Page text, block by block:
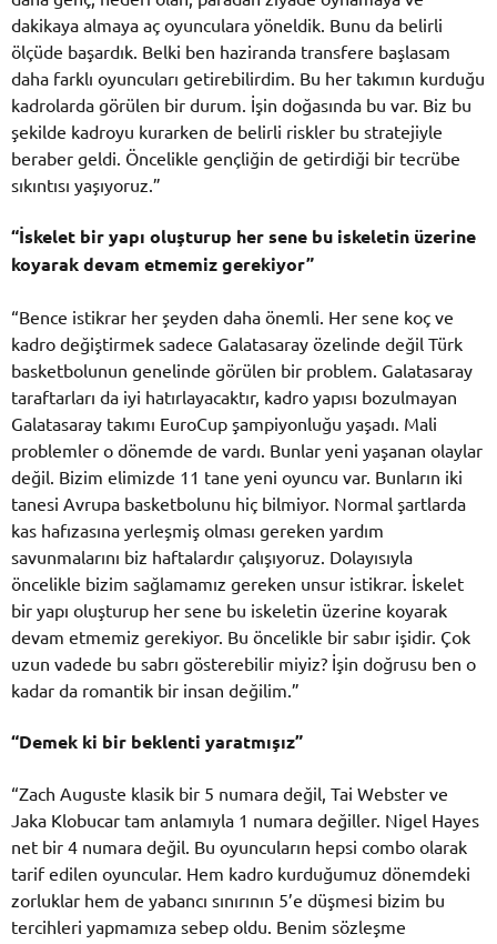
dakikaya almaya aç oyunculara yöneldik. Bunu da belirli
ölçüde başardık. Belki ben haziranda transfere başlasam
daha farklı oyuncuları getirebilirdim. Bu her takımın kurduğu
kadrolarda görülen bir durum. İşin doğasında bu var. Biz bu
şekilde kadroyu kurarken de belirli riskler bu stratejiyle
beraber geldi. Öncelikle gençliğin de getirdiği bir tecrübe
sıkıntısı yaşıyoruz.”
“İskelet bir yapı oluşturup her sene bu iskeletin üzerine
koyarak devam etmemiz gerekiyor”
“Bence istikrar her şeyden daha önemli. Her sene koç ve
kadro değiştirmek sadece Galatasaray özelinde değil Türk
basketbolunun genelinde görülen bir problem. Galatasaray
taraftarları da iyi hatırlayacaktır, kadro yapısı bozulmayan
Galatasaray takımı EuroCup şampiyonluğu yaşadı. Mali
problemler o dönemde de vardı. Bunlar yeni yaşanan olaylar
değil. Bizim elimizde 11 tane yeni oyuncu var. Bunların iki
tanesi Avrupa basketbolunu hiç bilmiyor. Normal şartlarda
kas hafızasına yerleşmiş olması gereken yardım
savunmalarını biz haftalardır çalışıyoruz. Dolayısıyla
öncelikle bizim sağlamamız gereken unsur istikrar. İskelet
bir yapı oluşturup her sene bu iskeletin üzerine koyarak
devam etmemiz gerekiyor. Bu öncelikle bir sabır işidir. Çok
uzun vadede bu sabrı gösterebilir miyiz? İşin doğrusu ben o
kadar da romantik bir insan değilim.”
“Demek ki bir beklenti yaratmışız”
“Zach Auguste klasik bir 5 numara değil, Tai Webster ve
Jaka Klobucar tam anlamıyla 1 numara değiller. Nigel Hayes
net bir 4 numara değil. Bu oyuncuların hepsi combo olarak
tarif edilen oyuncular. Hem kadro kurduğumuz dönemdeki
zorluklar hem de yabancı sınırının 5’e düşmesi bizim bu
tercihleri yapmamıza sebep oldu. Benim sözleşme